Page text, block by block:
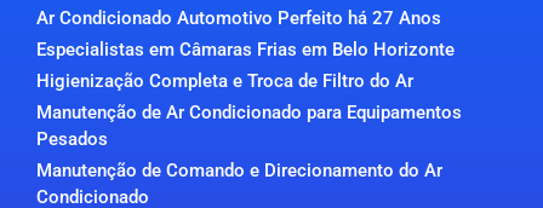
Ar Condicionado Automotivo Perfeito há 27 Anos
Especialistas em Câmaras Frias em Belo Horizonte
Higienização Completa e Troca de Filtro do Ar
Manutenção de Ar Condicionado para Equipamentos
Pesados
Manutenção de Comando e Direcionamento do Ar
Condicionado